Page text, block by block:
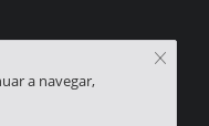
a navegar,